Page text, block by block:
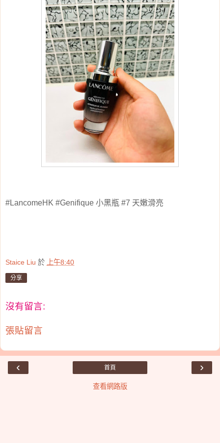
#LancomeHK #Genifique 小黑瓶 #7 天嫩滑亮
Staice Liu 於 上午8:40
分享
沒有留言:
張貼留言
‹ ›
首頁
查看網路版